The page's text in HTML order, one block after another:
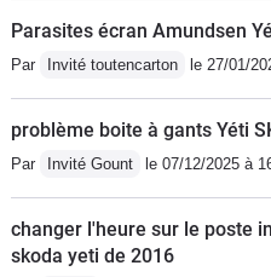
Parasites écran Amundsen
Par Invité toutencarton le 27/01/
problème boite à gants Yéti
Par Invité Gount le 07/12/2025 à
changer l'heure sur le poste
skoda yeti de 2016